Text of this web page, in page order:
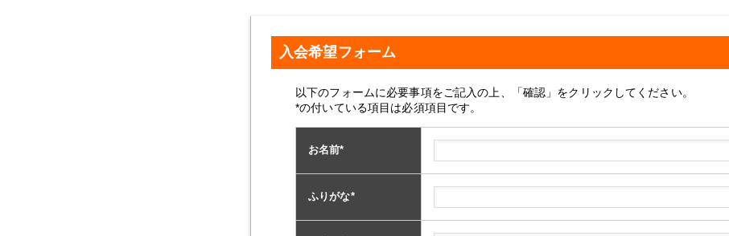
入会希望フォーム
以下のフォームに必要事項をご記入の上、「確認」をクリックしてください。
*の付いている項目は必須項目です。
お名前*
ふりがな*